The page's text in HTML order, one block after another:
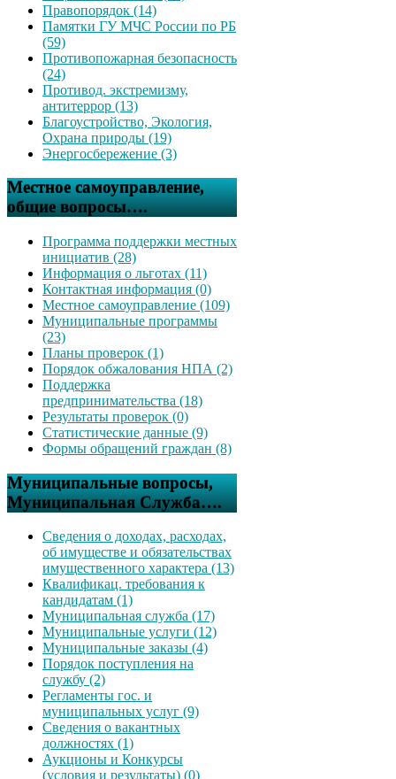
Правопорядок (14)
Памятки ГУ МЧС России по РБ
(59)
Противопожарная безопасность
(24)
Противод. экстремизму,
антитеррор (13)
Благоустройство, Экология,
Охрана природы (19)
Энергосбережение (3)
Местное самоуправление,
общие вопросы….
Программа поддержки местных
инициатив (28)
Информация о льготах (11)
Контактная информация (0)
Местное самоуправление (109)
Муниципальные программы
(23)
Планы проверок (1)
Порядок обжалования НПА (2)
Поддержка
предпринимательства (18)
Результаты проверок (0)
Статистические данные (9)
Формы обращений граждан (8)
Муниципальные вопросы,
Муниципальная Служба….
Сведения о доходах, расходах,
об имуществе и обязательствах
имущественного характера (13)
Квалификац. требования к
кандидатам (1)
Муниципальная служба (17)
Муниципальные услуги (12)
Муниципальные заказы (4)
Порядок поступления на
службу (2)
Регламенты гос. и
муниципальных услуг (9)
Сведения о вакантных
должностях (1)
Аукционы и Конкурсы
(условия и результаты) (0)